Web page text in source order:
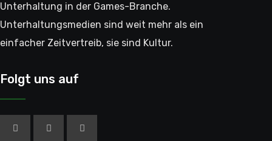
Unterhaltung in der Games-Branche.
Unterhaltungsmedien sind weit mehr als ein
einfacher Zeitvertreib, sie sind Kultur.
Folgt uns auf